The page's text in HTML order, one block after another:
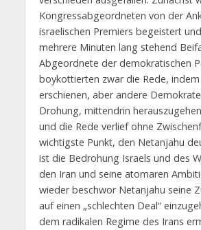
Kongressabgeordneten von der
israelischen Premiers begeistert
mehrere Minuten lang stehend
Abgeordnete der demokratischen
boykottierten zwar die Rede,
erschienen, aber andere
Drohung, mittendrin
und die Rede verlief ohne
wichtigste Punkt, den Netanjahu
ist die Bedrohung Israels und des
den Iran und seine atomaren
wieder beschwor Netanjahu seine
auf einen „schlechten Deal“
dem radikalen Regime des Irans